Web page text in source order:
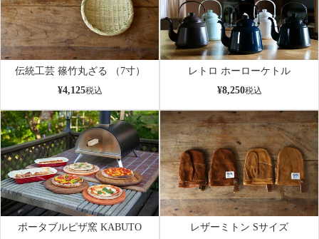
伝統工芸 篠竹丸ざる （7寸）
¥4,125税込
レトロ ホーローケトル
¥8,250税込
ポータブルピザ窯 KABUTO レザーミトン Sサイズ